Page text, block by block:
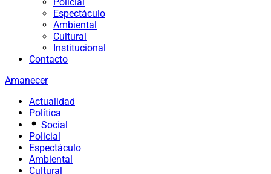
Espectáculo
Ambiental
Cultural
Institucional
Contacto
Amanecer
Actualidad
Política
Social
Policial
Espectáculo
Ambiental
Cultural